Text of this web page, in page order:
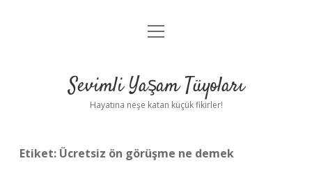
Anasayfa
Yasal Uyarı
menüyü
Sevimli Yaşam Tüyoları
Hayatına neşe katan küçük fikirler!
Etiket: Ücretsiz ön görüşme ne demek